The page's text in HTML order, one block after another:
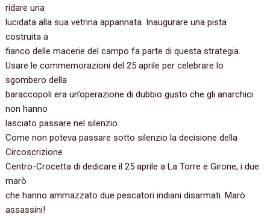
ridare una
lucidata alla sua vetrina appannata. Inaugurare una pista
costruita a
fianco delle macerie del campo fa parte di questa strategia.
Usare le commemorazioni del 25 aprile per celebrare lo
sgombero della
baraccopoli era un’operazione di dubbio gusto che gli anarchici
non hanno
lasciato passare nel silenzio.
Come non poteva passare sotto silenzio la decisione della
Circoscrizione
Centro-Crocetta di dedicare il 25 aprile a La Torre e Girone, i due
marò
che hanno ammazzato due pescatori indiani disarmati. Marò
assassini!